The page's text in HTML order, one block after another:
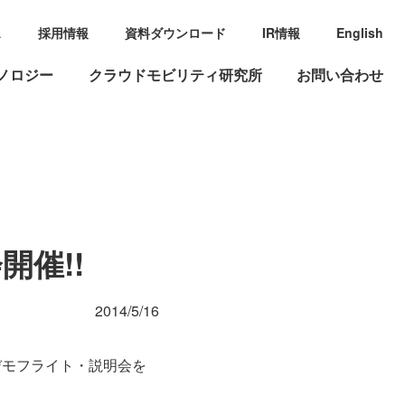
ロジー クラウドモビリティ研究所 お問い合わせ
採用情報 資料ダウンロード IR情報 English
催!!
2014/5/16
フライト・説明会を